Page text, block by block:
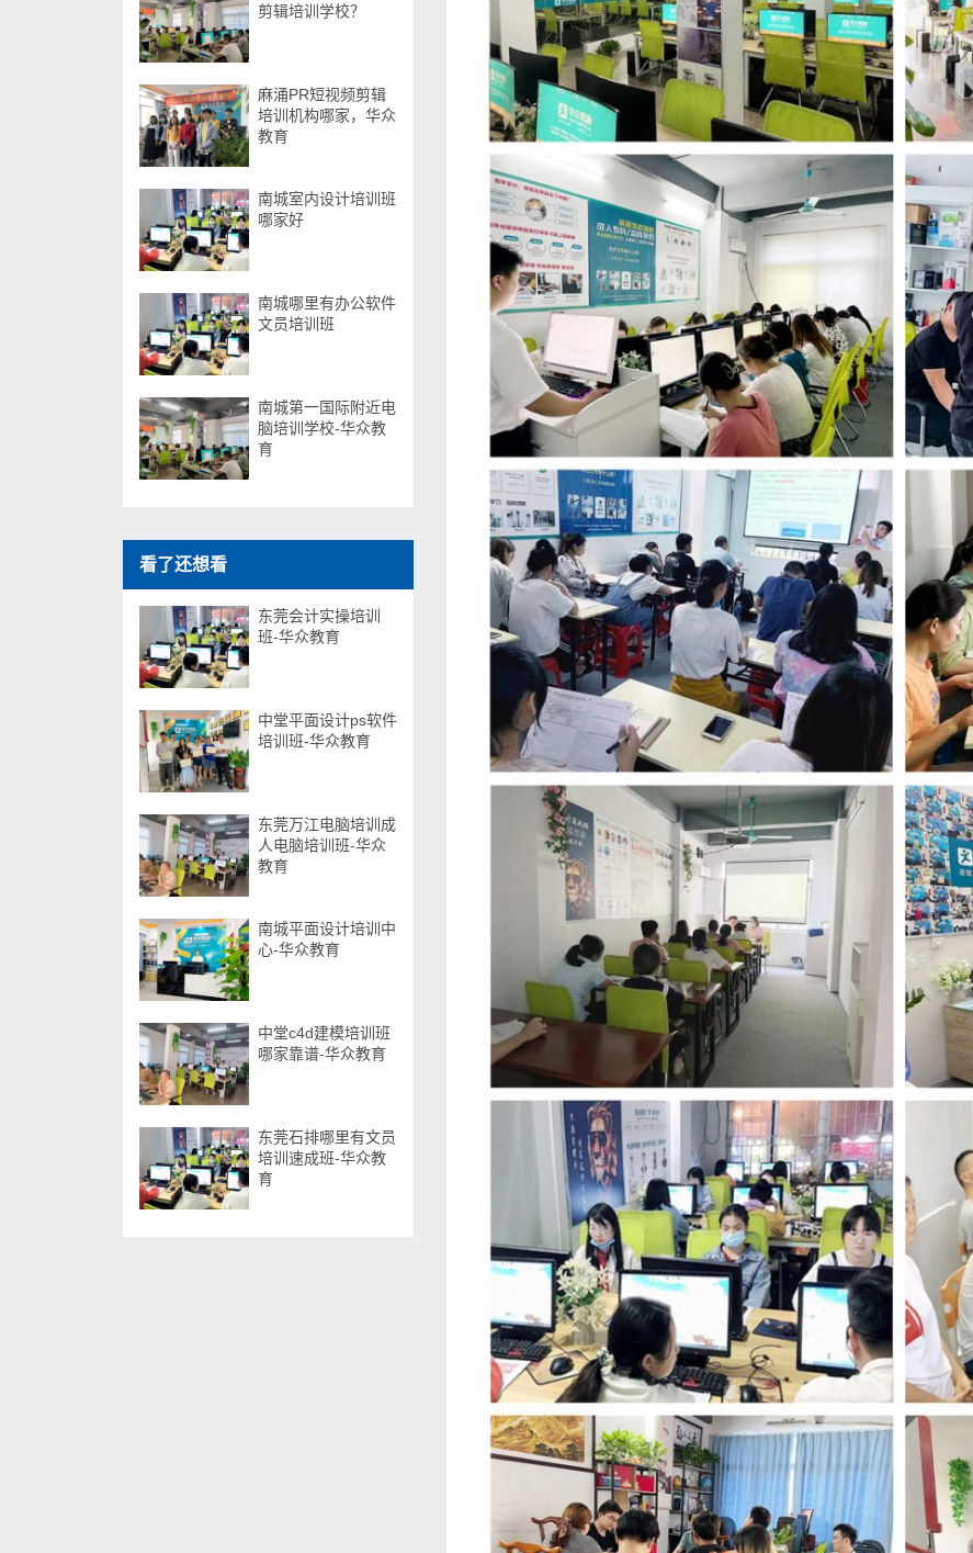
剪辑培训学校？
麻涌PR短视频剪辑
培训机构哪家，华众
教育
南城室内设计培训班
哪家好
南城哪里有办公软件
文员培训班
南城第一国际附近电
脑培训学校-华众教
育
看了还想看
东莞会计实操培训
班-华众教育
中堂平面设计ps软件
培训班-华众教育
东莞万江电脑培训成
人电脑培训班-华众
教育
南城平面设计培训中
心-华众教育
中堂c4d建模培训班
哪家靠谱-华众教育
东莞石排哪里有文员
培训速成班-华众教
育